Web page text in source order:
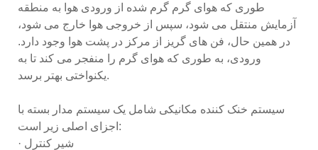
طوری که هوای گرم گرم شده از ورودی هوا به منطقه
آزمایش منتقل می شود، سپس از خروجی هوا خارج می شود،
در همین حال، فن های گریز از مرکز در پشت هوا وجود دارد.
ورودی، به طوری که هوای گرم را منفجر می کند تا به
یکنواختی بهتر برسد.
سیستم خنک کننده مکانیکی شامل یک سیستم مدار بسته با
اجزای اصلی زیر است:
· شیر کنترل